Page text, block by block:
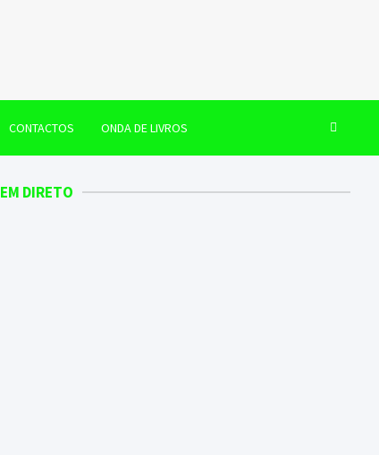
CONTACTOS ONDA DE LIVROS
EM DIRETO